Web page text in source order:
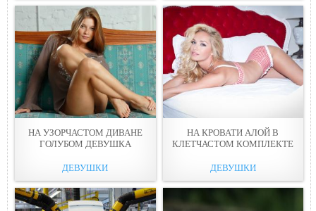
НА УЗОРЧАСТОМ ДИВАНЕ
ГОЛУБOМ ДЕВУШКА
ДЕВУШКИ
НА КРОВАТИ АЛОЙ В
КЛЕТЧАСТOМ КОМПЛЕКТЕ
ДЕВУШКИ